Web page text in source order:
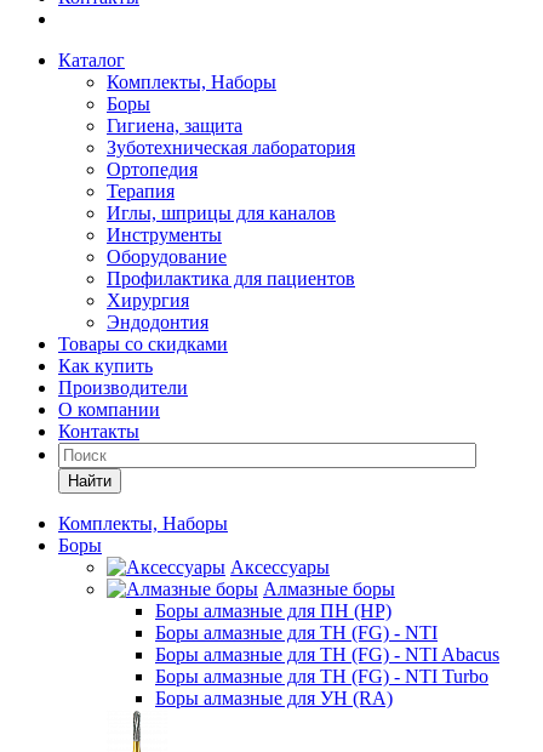
Каталог
Комплекты, Наборы
Боры
Гигиена, защита
Зуботехническая лаборатория
Ортопедия
Терапия
Иглы, шприцы для каналов
Инструменты
Оборудование
Профилактика для пациентов
Хирургия
Эндодонтия
Товары со скидками
Как купить
Производители
О компании
Контакты
Найти
Комплекты, Наборы
Боры
Аксессуары
Алмазные боры
Боры алмазные для ПН (HP)
Боры алмазные для ТН (FG) - NTI
Боры алмазные для ТН (FG) - NTI Abacus
Боры алмазные для ТН (FG) - NTI Turbo
Боры алмазные для УН (RA)